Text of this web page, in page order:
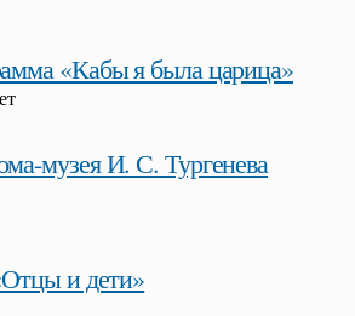
и.с. тургенев и п. виардо
«Кабы я была царица»
я была царица»
музея И. С. Тургенева
тургенева
и дети»